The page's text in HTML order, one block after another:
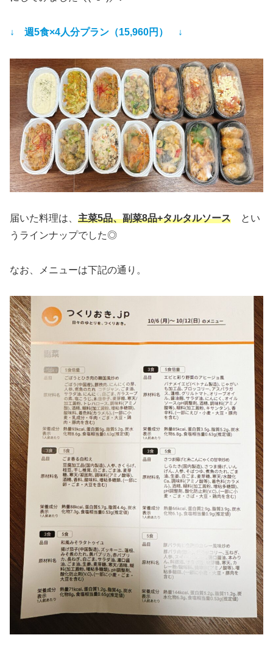
↓ 週5食×4人分プラン（15,960円） ↓
届いた料理は、 主菜5品、副菜8品+タルタルソース とい
うラインナップでした◎
なお、メニューは下記の通り。